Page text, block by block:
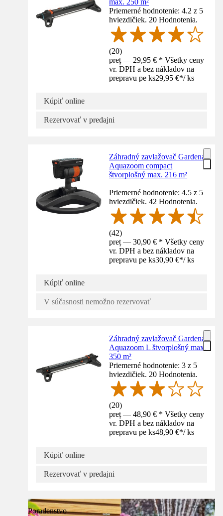
max. 250 m²
Priemerné hodnotenie: 4.2 z 5
hviezdičiek. 20 Hodnotenia.
(20)
preț — 29,95 € * Všetky ceny
vr. DPH a bez nákladov na
prepravu pe ks29,95 €*/ ks
Kúpiť online
Rezervovať v predajni
Záhradný zavlažovač Gardena
Aquazoom compact
štvorplošný max. 216 m²
Priemerné hodnotenie: 4.5 z 5
hviezdičiek. 42 Hodnotenia.
(42)
preț — 30,90 € * Všetky ceny
vr. DPH a bez nákladov na
prepravu pe ks30,90 €*/ ks
Kúpiť online
V súčasnosti nemožno rezervovať
Záhradný zavlažovač Gardena
Aquazoom L štvorplošný max.
350 m²
Priemerné hodnotenie: 3 z 5
hviezdičiek. 20 Hodnotenia.
(20)
preț — 48,90 € * Všetky ceny
vr. DPH a bez nákladov na
prepravu pe ks48,90 €*/ ks
Kúpiť online
Rezervovať v predajni
Poradenstvo